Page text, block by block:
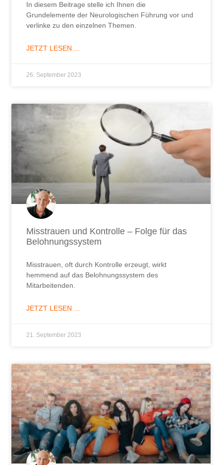
In diesem Beitrage stelle ich Ihnen die
Grundelemente der Neurologischen Führung vor und
verlinke zu den einzelnen Themen.
JETZT LESEN ...
26. September 2023
Misstrauen und Kontrolle – Folge für das
Belohnungssystem
Misstrauen, oft durch Kontrolle erzeugt, wirkt
hemmend auf das Belohnungssystem des
Mitarbeitenden.
JETZT LESEN ...
21. September 2023